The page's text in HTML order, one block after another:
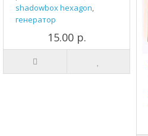
shadowbox hexagon,
генератор
15.00 р.